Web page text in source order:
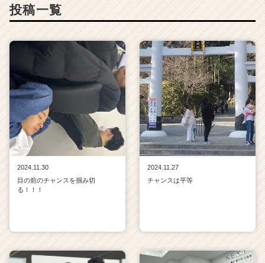
投稿一覧
2024.11.30
目の前のチャンスを掴み切
る！！！
2024.11.27
チャンスは平等